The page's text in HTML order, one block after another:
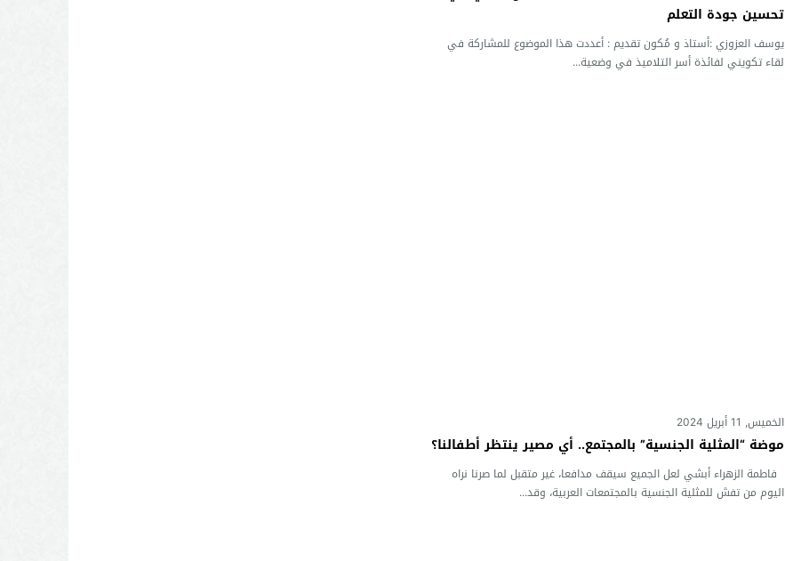
تحسين جودة التعلم
يوسف العزوزي :أستاذ و مُكون تقديم : أعددت هذا الموضوع للمشاركة في
لقاء تكويني لفائذة أسر التلاميذ في وضعية...
الخميس, 11 أبريل 2024
موضة “المثلية الجنسية” بالمجتمع.. أي مصير ينتظر أطفالنا؟
فاطمة الزهراء أبشي لعل الجميع سيقف مدافعا، غير متقبل لما صرنا نراه
اليوم من تفش للمثلية الجنسية بالمجتمعات العربية، وقد...